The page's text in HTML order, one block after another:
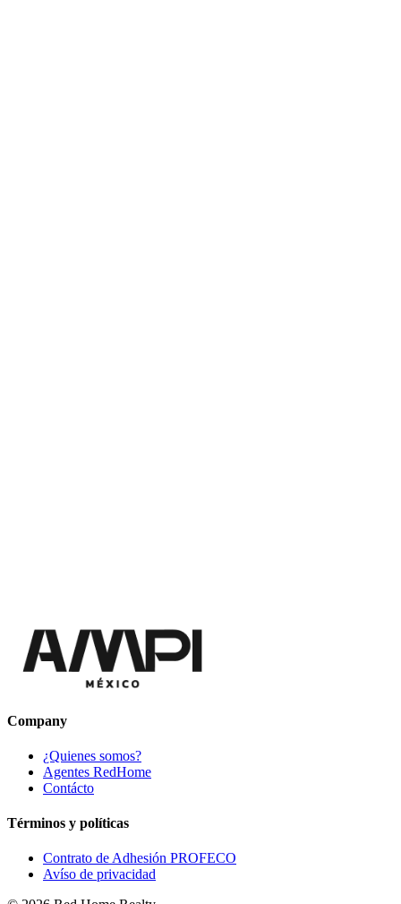
Company
¿Quienes somos?
Agentes RedHome
Contácto
Términos y políticas
Contrato de Adhesión PROFECO
Avíso de privacidad